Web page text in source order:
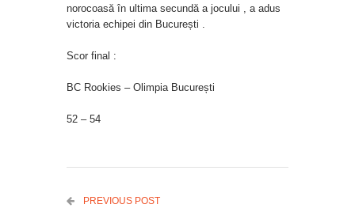
norocoasă în ultima secundă a jocului , a adus
victoria echipei din București .
Scor final :
BC Rookies – Olimpia București
52 – 54
PREVIOUS POST